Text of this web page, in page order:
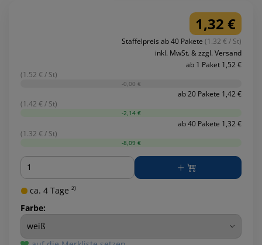
1,32 €
Staffelpreis ab 40 Pakete (1.32 € / St)
inkl. MwSt. & zzgl. Versand
ab 1 Paket 1,52 €
(1.52 € / St)
-0,00 €
ab 20 Pakete 1,42 €
(1.42 € / St)
-2,14 €
ab 40 Pakete 1,32 €
(1.32 € / St)
-8,09 €
Menge
ca. 4 Tage ²⁾
Farbe: